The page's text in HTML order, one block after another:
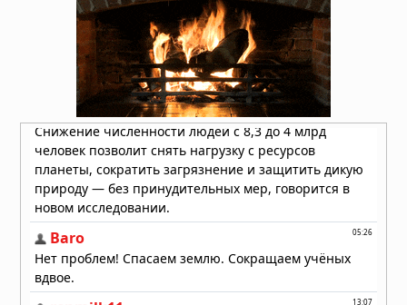
24.07.2026 в 08:49
Испания готовится к 47-градусной
жаре: третья волна тепла
обрушивается на страну
23.07.2026 в 07:01
Расширение низкой облачности с
1979 года сдерживало глобальное
потепление, но тенденция может
измениться
22.07.2026 в 09:30